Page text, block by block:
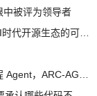
被评为领导者